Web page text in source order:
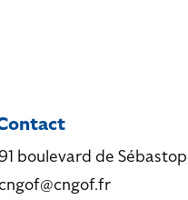
91 boulevard de